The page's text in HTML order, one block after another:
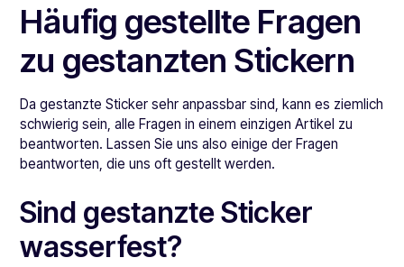
Häufig gestellte Fragen
zu gestanzten Stickern
Da gestanzte Sticker sehr anpassbar sind, kann es ziemlich
schwierig sein, alle Fragen in einem einzigen Artikel zu
beantworten. Lassen Sie uns also einige der Fragen
beantworten, die uns oft gestellt werden.
Sind gestanzte Sticker
wasserfest?